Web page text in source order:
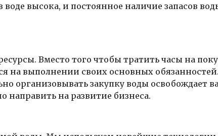
высока, и постоянное наличие запасов
Вместо того чтобы тратить часы на
на выполнении своих основных обязанностей.
организовывать закупку воды освобождает
на развитие бизнеса.